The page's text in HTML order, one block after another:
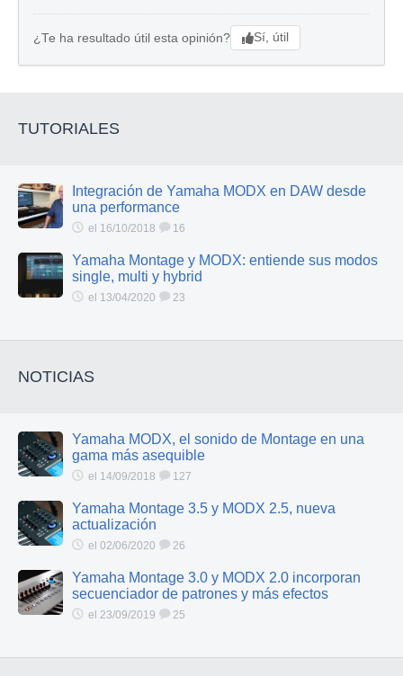
¿Te ha resultado útil esta opinión? Sí, útil
TUTORIALES
Integración de Yamaha MODX en DAW desde
una performance
el 16/10/2018 16
Yamaha Montage y MODX: entiende sus modos
single, multi y hybrid
el 13/04/2020 23
NOTICIAS
Yamaha MODX, el sonido de Montage en una
gama más asequible
el 14/09/2018 127
Yamaha Montage 3.5 y MODX 2.5, nueva
actualización
el 02/06/2020 26
Yamaha Montage 3.0 y MODX 2.0 incorporan
secuenciador de patrones y más efectos
el 23/09/2019 25